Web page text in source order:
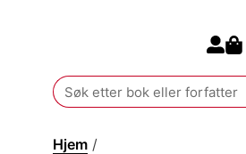
Search
for:
Hjem /